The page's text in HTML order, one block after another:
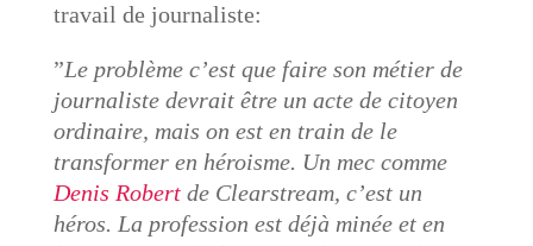
travail de journaliste:
”Le problème c’est que faire son métier de
journaliste devrait être un acte de citoyen
ordinaire, mais on est en train de le
transformer en héroisme. Un mec comme
Denis Robertde Clearstream, c’est un
héros. La profession est déjà minée et en